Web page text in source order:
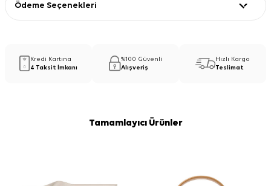
Ödeme Seçenekleri
Kredi Kartına
4 Taksit İmkanı
%100 Güvenli
Alışveriş
Hızlı Kargo
Teslimat
Tamamlayıcı Ürünler